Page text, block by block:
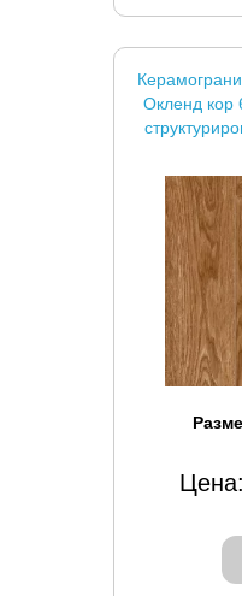
Окленд кор
Цена: